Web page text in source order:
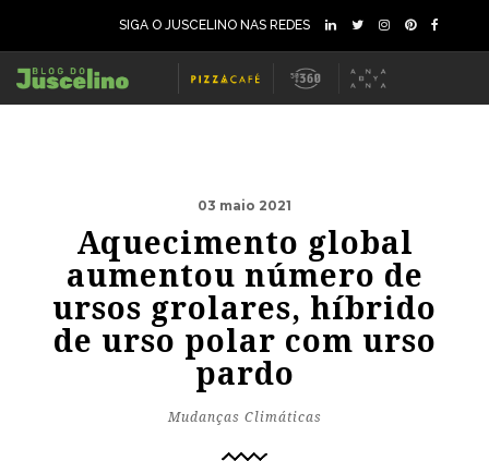
SIGA O JUSCELINO NAS REDES
03 maio 2021
Aquecimento global
aumentou número de
ursos grolares, híbrido
de urso polar com urso
pardo
Mudanças Climáticas